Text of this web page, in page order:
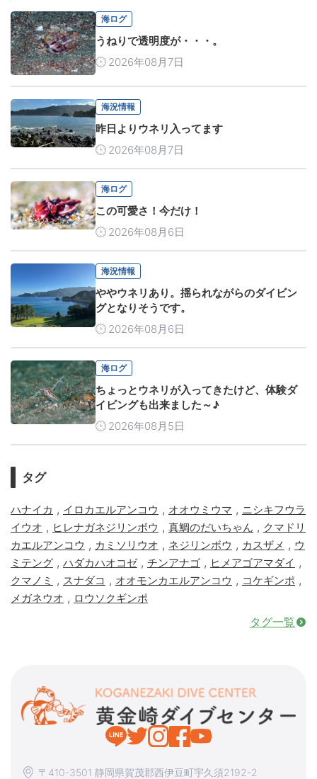
海ログ
うねりで透明度が・・・。
2026年08月7日
海況情報
昨日よりウネリ入ってます
2026年08月7日
海ログ
この可愛さ！今だけ！
2026年08月6日
海況情報
ややウネリあり。揺られながらのダイビン
グとなりそうです。
2026年08月6日
海ログ
ちょっとウネリが入ってきたけど、体験ダ
イビングも出来ました～♪
2026年08月5日
タグ
ハナイカ , イロカエルアンコウ , オオウミウマ , ニシキフウラ
イウオ , ヒレナガネジリンボウ , 真鯛のだいちゃん , クマドリ
カエルアンコウ , カミソリウオ , ネジリンボウ , カスザメ , ウ
ミテング , ハダカハオコゼ, チンアナゴ , ヒメアゴアマダイ ,
クマノミ , スナダコ , オオモンカエルアンコウ , コケギンポ ,
メガネウオ , ロウソクギンポ
タグ一覧
〒410-3501 静岡県賀茂郡西伊豆町宇久須2192-2